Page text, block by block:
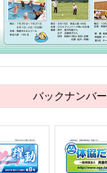
バックナンバー